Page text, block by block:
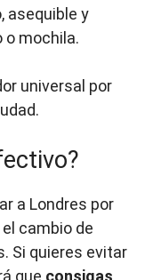
asequible y
o mochila.
universal por
a Londres por
cambio de
Si quieres evitar
que consigas